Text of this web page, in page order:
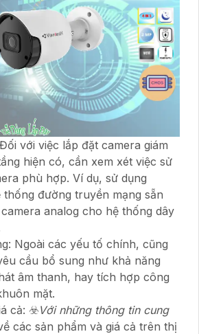
với việc lắp đặt camera giám
hiện có, cần xem xét việc sử
phù hợp. Ví dụ, sử dụng
đường truyền mạng sẵn
analog cho hệ thống dây
Ngoài các yếu tố chính, cũng
cầu bổ sung như khả năng
âm thanh, hay tích hợp công
mặt.
cả: ☣️Với những thông tin cung
các sản phẩm và giá cả trên thị